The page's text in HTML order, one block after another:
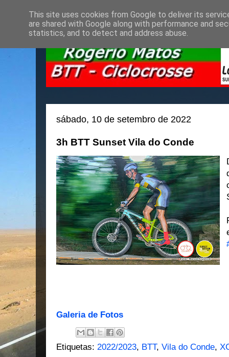
sábado, 10 de setembro de 2022
3h BTT Sunset Vila do Conde
Galeria de Fotos
Etiquetas: 2022/2023, BTT, Vila do Conde,
This site uses cookies from Google to deliver its
are shared with Google along with performance and
statistics, and to detect and address abuse.